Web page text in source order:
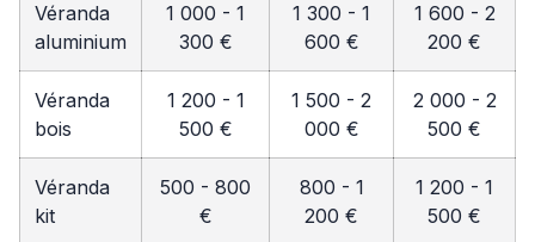
Véranda
aluminium
1 000 - 1
300 €
1 300 - 1
600 €
1 600 - 2
200 €
Véranda
bois
1 200 - 1
500 €
1 500 - 2
000 €
2 000 - 2
500 €
Véranda
kit
500 - 800
€
800 - 1
200 €
1 200 - 1
500 €